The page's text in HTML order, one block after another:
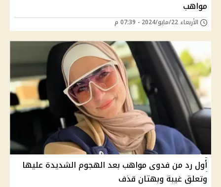
مواهب
الأربعاء 22/مايو/2024 - 07:39 م
أول رد من فدوى مواهب بعد الهجوم الشديدة عليها
وتعلق غيبة وبهتان قذف